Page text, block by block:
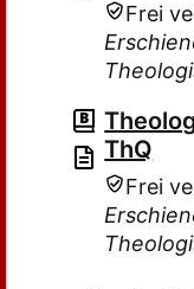
Frei
ThQ
Frei